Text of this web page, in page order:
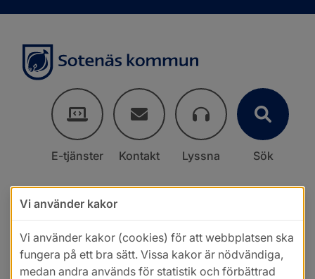
E-tjänster Kontakt Lyssna Sök
Vi använder kakor
Vi använder kakor (cookies) för att webbplatsen ska
fungera på ett bra sätt. Vissa kakor är nödvändiga,
medan andra används för statistik och förbättrad